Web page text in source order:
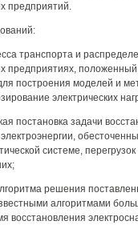
предприятий.
транспорта и
положенный
построения моделей и
электрических
постановка задачи
системе,
решения
алгоритмами
восстановления